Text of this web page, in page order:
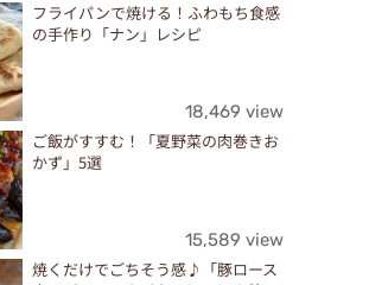
フライパンで焼ける！ふわもち食感
の手作り「ナン」レシピ
18,469 view
ご飯がすすむ！「夏野菜の肉巻きお
かず」5選
15,589 view
焼くだけでごちそう感♪「豚ロース